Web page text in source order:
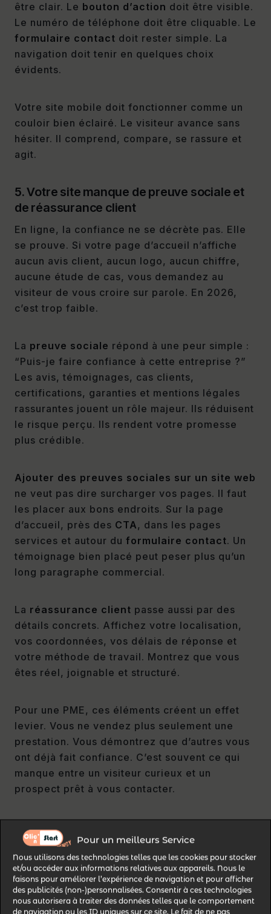
Pour un meilleurs Service
Nous utilisons des technologies telles que les cookies pour stocker
et/ou accéder aux informations relatives aux appareils. Nous le
faisons pour améliorer l’expérience de navigation et pour afficher
des publicités (non-)personnalisées. Consentir à ces technologies
nous autorisera à traiter des données telles que le comportement
de navigation ou les ID uniques sur ce site. Le fait de ne pas
être clair. Le bouton d’action doit être visible.
Le numéro de téléphone doit être cliquable. Le
formulaire contact doit rester simple. La
navigation doit tenir en quelques choix
évidents.
Votre site mobile doit fonctionner comme un
couloir bien éclairé. Le visiteur avance sans
hésiter. Il comprend, compare, se rassure et
agit.
5. Votre site manque de preuve sociale et
de réassurance client
En ligne, la confiance ne se décrète pas. Elle
se prouve. Si votre page d’accueil n’affiche
aucun avis client, aucun logo, aucun chiffre,
aucune étude de cas, vous demandez au
visiteur de vous croire sur parole. En 2026,
c’est trop faible.
La preuve sociale répond à une peur simple :
“Puis-je faire confiance à cette entreprise ?”
Les avis, témoignages, cas clients,
certifications, garanties et mentions légales
rassurantes jouent un rôle majeur. Ils réduisent
le risque perçu. Ils rendent votre promesse
plus crédible.
Ajouter des preuves sociales sur un site web
ne veut pas dire surcharger vos pages. Il faut
les placer aux bons endroits. Sur la page
d’accueil, près des CTA, dans les pages
services et autour du formulaire contact. Un
témoignage bien placé peut peser plus qu’un
long paragraphe commercial.
La réassurance client passe aussi par des
détails concrets. Affichez votre localisation,
vos coordonnées, vos délais de réponse et
votre méthode de travail. Montrez que vous
êtes réel, joignable et structuré.
Pour une PME, ces éléments créent un effet
levier. Vous ne vendez plus seulement une
prestation. Vous démontrez que d’autres vous
ont déjà fait confiance. C’est souvent ce qui
manque entre un visiteur curieux et un
prospect prêt à vous contacter.
6. Vos pages services ressemblent à des
blocs de texte indigestes
Une page service doit guider. Elle ne doit pas
ressembler à une notice technique
interminable. Si vos contenus sont composés
de longs paragraphes sans titres, sans